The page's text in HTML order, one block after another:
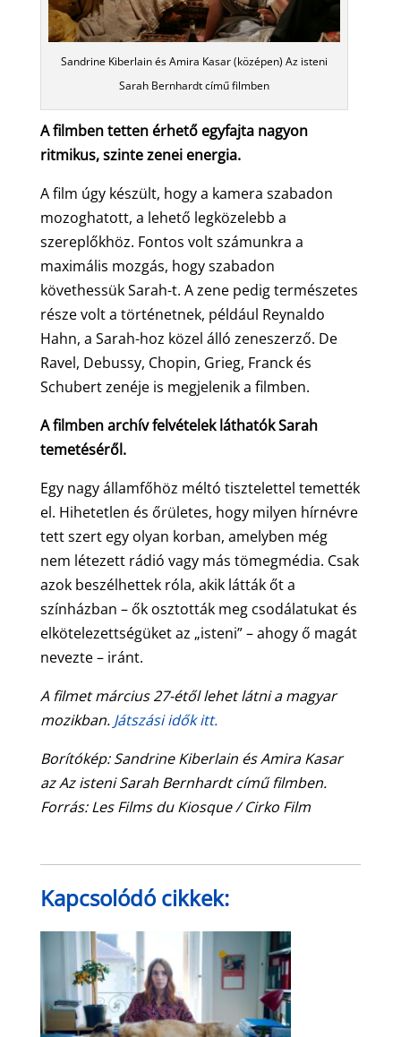
Sandrine Kiberlain és Amira Kasar (középen) Az isteni
Sarah Bernhardt című filmben
A filmben tetten érhető egyfajta nagyon
ritmikus, szinte zenei energia.
A film úgy készült, hogy a kamera szabadon
mozoghatott, a lehető legközelebb a
szereplőkhöz. Fontos volt számunkra a
maximális mozgás, hogy szabadon
követhessük Sarah-t. A zene pedig természetes
része volt a történetnek, például Reynaldo
Hahn, a Sarah-hoz közel álló zeneszerző. De
Ravel, Debussy, Chopin, Grieg, Franck és
Schubert zenéje is megjelenik a filmben.
A filmben archív felvételek láthatók Sarah
temetéséről.
Egy nagy államfőhöz méltó tisztelettel temették
el. Hihetetlen és őrületes, hogy milyen hírnévre
tett szert egy olyan korban, amelyben még
nem létezett rádió vagy más tömegmédia. Csak
azok beszélhettek róla, akik látták őt a
színházban – ők osztották meg csodálatukat és
elkötelezettségüket az „isteni” – ahogy ő magát
nevezte – iránt.
A filmet március 27-étől lehet látni a magyar
mozikban. Játszási idők itt.
Borítókép: Sandrine Kiberlain és Amira Kasar
az Az isteni Sarah Bernhardt című filmben.
Forrás: Les Films du Kiosque / Cirko Film
Kapcsolódó cikkek: